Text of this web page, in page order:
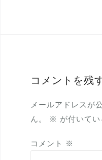
コメントを残
メールアドレスが
ん。
※ が付いて
コメント ※